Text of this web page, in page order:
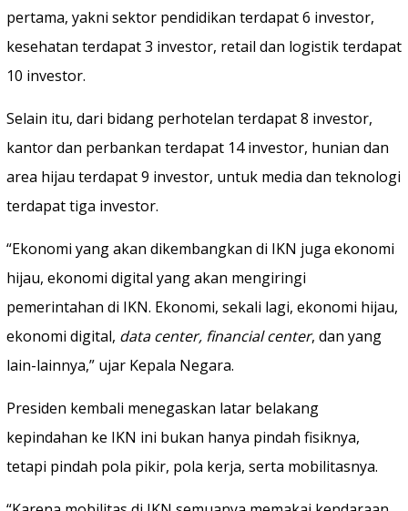
pertama, yakni sektor pendidikan terdapat 6 investor,
kesehatan terdapat 3 investor, retail dan logistik terdapat
10 investor.
Selain itu, dari bidang perhotelan terdapat 8 investor,
kantor dan perbankan terdapat 14 investor, hunian dan
area hijau terdapat 9 investor, untuk media dan teknologi
terdapat tiga investor.
“Ekonomi yang akan dikembangkan di IKN juga ekonomi
hijau, ekonomi digital yang akan mengiringi
pemerintahan di IKN. Ekonomi, sekali lagi, ekonomi hijau,
ekonomi digital, data center, financial center, dan yang
lain-lainnya,” ujar Kepala Negara.
Presiden kembali menegaskan latar belakang
kepindahan ke IKN ini bukan hanya pindah fisiknya,
tetapi pindah pola pikir, pola kerja, serta mobilitasnya.